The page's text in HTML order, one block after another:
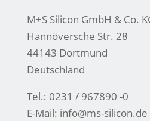
M+S Silicon GmbH & Co.
Hannöversche Str. 28
44143 Dortmund
Deutschland
Tel.: 0231 / 967890 -0
E-Mail: info@ms-silicon.de